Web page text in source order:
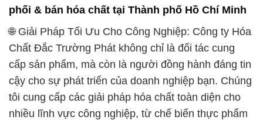
phối & bán hóa chất tại Thành phố Hồ Chí Minh
🌐 Giải Pháp Tối Ưu Cho Công Nghiệp: Công ty Hóa
Chất Đắc Trường Phát không chỉ là đối tác cung
cấp sản phẩm, mà còn là người đồng hành đáng tin
cậy cho sự phát triển của doanh nghiệp bạn. Chúng
tôi cung cấp các giải pháp hóa chất toàn diện cho
nhiều lĩnh vực công nghiệp, từ chế biến thực phẩm